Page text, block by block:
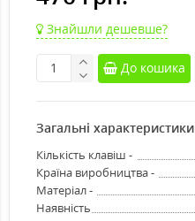
Знайшли дешевше?
До кошика
Загальні характеристики
Кількість клавіш -
Країна виробництва -
Матеріал -
Наявність